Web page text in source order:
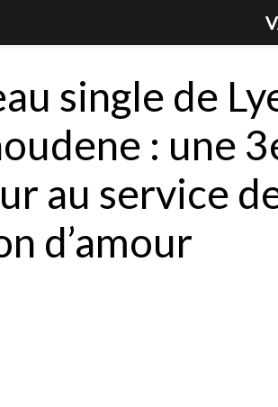
single de
: une
au service
d’amour